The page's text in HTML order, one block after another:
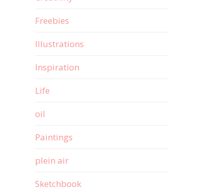
Freebies
Illustrations
Inspiration
Life
oil
Paintings
plein air
Sketchbook